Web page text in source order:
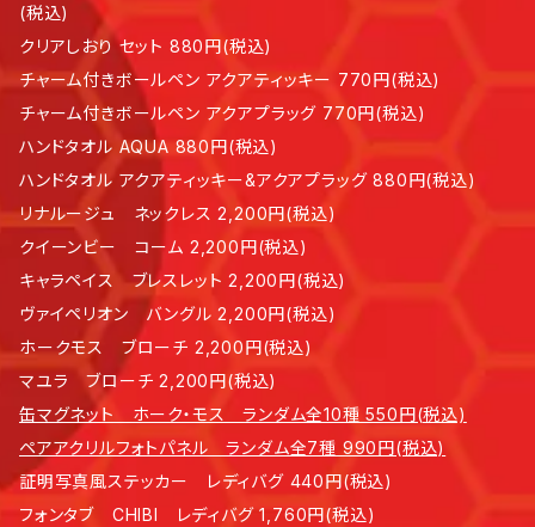
(税込)
クリアしおり セット 880円(税込)
チャーム付きボールペン アクアティッキー 770円(税込)
チャーム付きボールペン アクアプラッグ 770円(税込)
ハンドタオル AQUA 880円(税込)
ハンドタオル アクアティッキー&アクアプラッグ 880円(税込)
リナルージュ ネックレス 2,200円(税込)
クイーンビー コーム 2,200円(税込)
キャラペイス ブレスレット 2,200円(税込)
ヴァイペリオン バングル 2,200円(税込)
ホークモス ブローチ 2,200円(税込)
マユラ ブローチ 2,200円(税込)
缶マグネット ホーク・モス ランダム全10種 550円(税込)
ペアアクリルフォトパネル ランダム全7種 990円(税込)
証明写真風ステッカー レディバグ 440円(税込)
フォンタブ CHIBI レディバグ 1,760円(税込)